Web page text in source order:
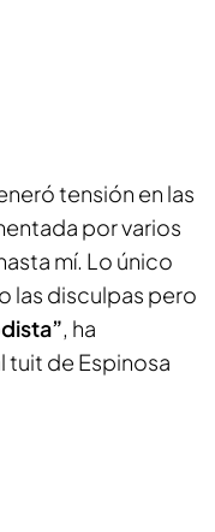
tensión en las
por varios
mí. Lo único
las disculpas pero
, ha
tuit de Espinosa